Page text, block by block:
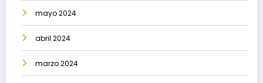
mayo 2024
abril 2024
marzo 2024